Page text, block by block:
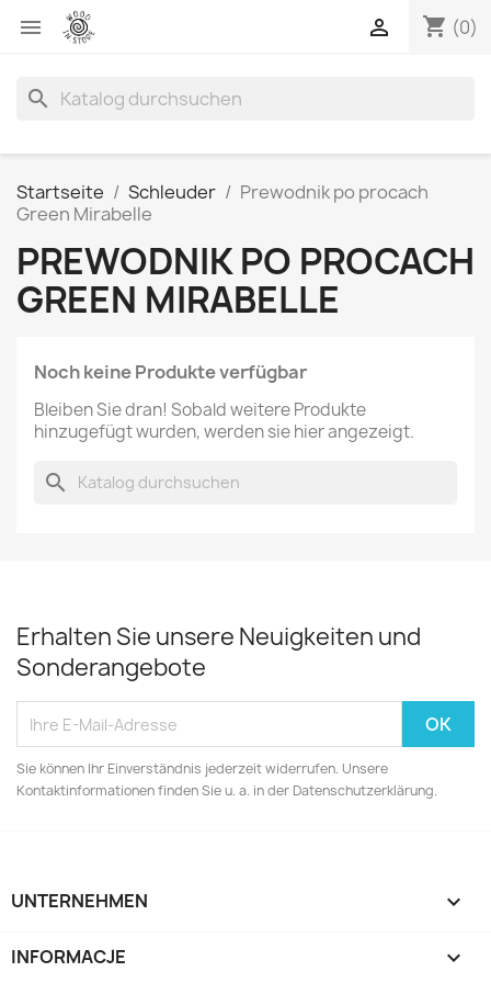
 shopping_cart (0)

search
Startseite Schleuder
Prewodnik po procach
Green Mirabelle
PREWODNIK PO PROCACH
GREEN MIRABELLE
Noch keine Produkte verfügbar
Bleiben Sie dran! Sobald weitere Produkte
hinzugefügt wurden, werden sie hier angezeigt.
search
Erhalten Sie unsere Neuigkeiten und
Sonderangebote
Sie können Ihr Einverständnis jederzeit widerrufen. Unsere
Kontaktinformationen finden Sie u. a. in der Datenschutzerklärung.
UNTERNEHMEN 
INFORMACJE 